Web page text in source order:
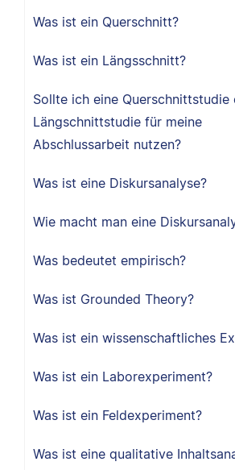
Was ist ein Querschnitt?
Was ist ein Längsschnitt?
Sollte ich eine Querschnittstudie
Längschnittstudie für meine
Abschlussarbeit nutzen?
Was ist eine Diskursanalyse?
Wie macht man eine
Was bedeutet empirisch?
Was ist Grounded Theory?
Was ist ein wissenschaftliches
Was ist ein Laborexperiment?
Was ist ein Feldexperiment?
Was ist eine qualitative